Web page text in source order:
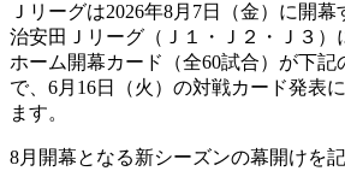
Ｊリーグは2026年8月7日（金）に開
治安田Ｊリーグ（Ｊ１・Ｊ２・Ｊ３）
ホーム開幕カード（全60試合）が下
で、6月16日（火）の対戦カード発表
ます。
8月開幕となる新シーズンの幕開けを